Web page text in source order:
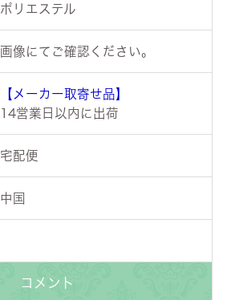
ポリエステル
画像にてご確認ください。
【メーカー取寄せ品】
14営業日以内に出荷
宅配便
中国
コメント